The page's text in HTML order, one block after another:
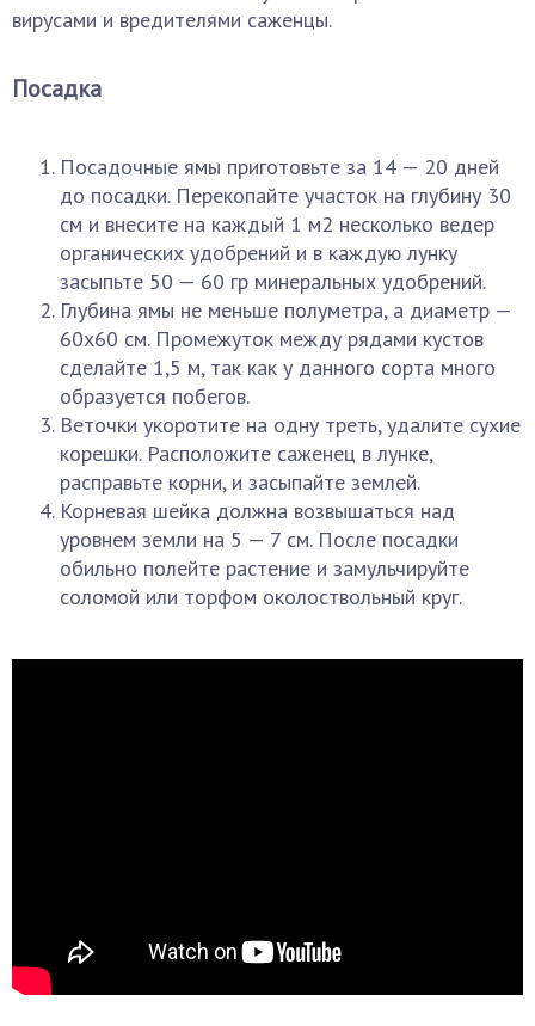
вирусами и вредителями саженцы.
Посадка
Посадочные ямы приготовьте за 14 — 20 дней
до посадки. Перекопайте участок на глубину 30
см и внесите на каждый 1 м2 несколько ведер
органических удобрений и в каждую лунку
засыпьте 50 — 60 гр минеральных удобрений.
Глубина ямы не меньше полуметра, а диаметр —
60х60 см. Промежуток между рядами кустов
сделайте 1,5 м, так как у данного сорта много
образуется побегов.
Веточки укоротите на одну треть, удалите сухие
корешки. Расположите саженец в лунке,
расправьте корни, и засыпайте землей.
Корневая шейка должна возвышаться над
уровнем земли на 5 — 7 см. После посадки
обильно полейте растение и замульчируйте
соломой или торфом околоствольный круг.